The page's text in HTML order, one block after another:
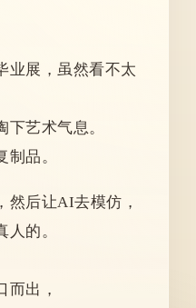
业展，虽然看不太
艺术气息。
品。
然后让AI去模仿，
的。
而出，